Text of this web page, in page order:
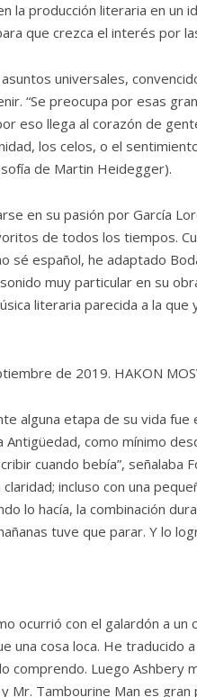
producción literaria en un
que crezca el interés por
universales,
“Se preocupa por esas
eso llega al corazón de
los celos, o el
de Martin Heidegger).
en su pasión por García
de todos los tiempos.
sé español, he adaptado
muy particular en su
literaria parecida a la
de 2019. HAKON
alguna etapa de su vida
como mínimo
cuando bebía”, señalaba
incluso con una
lo hacía, la combinación
tuve que parar. Y lo
ocurrió con el galardón a un
una cosa loca. He traducido
comprendo. Luego Ashbery
Mr. Tambourine Man es